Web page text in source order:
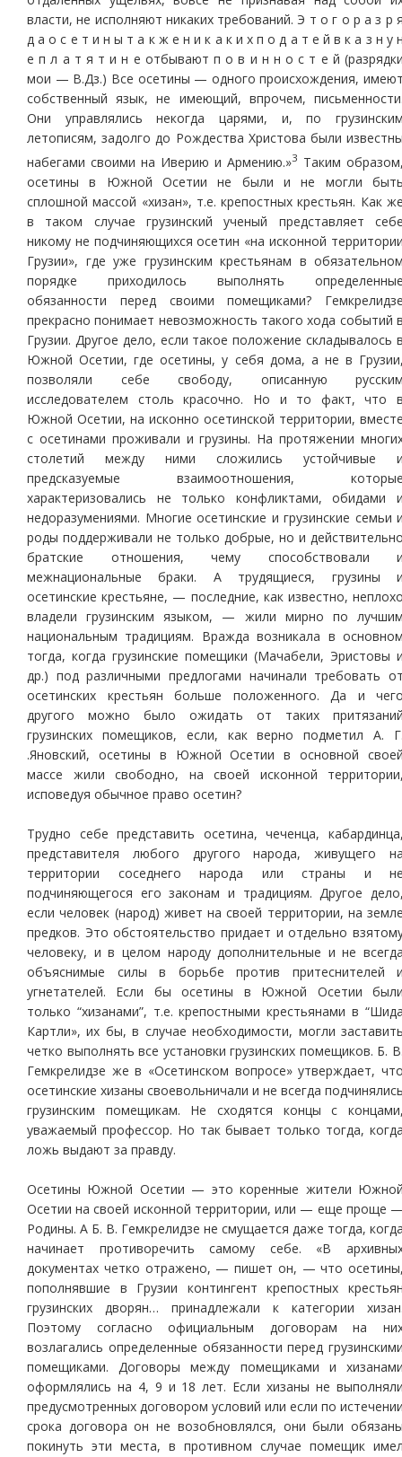
власти, не исполняют никаких требований. Э т о г о р а з р
д а о с е т и н ы т а к ж е н и к а к и х п о д а т е й в к а з н у
е п л а т я т и н е отбывают п о в и н н о с т е й
мои — В.Дз.) Все осетины — одного происхождения,
собственный язык, не имеющий, впрочем,
Они управлялись некогда царями, и, по
летописям, задолго до Рождества Христова были
набегами своими на Иверию и Армению.»3 Таким
осетины в Южной Осетии не были и не могли
сплошной массой «хизан», т.е. крепостных крестьян. Как
в таком случае грузинский ученый представляет
никому не подчиняющихся осетин «на исконной
Грузии», где уже грузинским крестьянам в
порядке приходилось выполнять
обязанности перед своими помещиками?
прекрасно понимает невозможность такого хода событий
Грузии. Другое дело, если такое положение складывалось
Южной Осетии, где осетины, у себя дома, а не в
позволяли себе свободу, описанную
исследователем столь красочно. Но и то факт, что
Южной Осетии, на исконно осетинской территории,
с осетинами проживали и грузины. На протяжении
столетий между ними сложились устойчивые
предсказуемые взаимоотношения,
характеризовались не только конфликтами, обидами
недоразумениями. Многие осетинские и грузинские семьи
роды поддерживали не только добрые, но и
братские отношения, чему способствовали
межнациональные браки. А трудящиеся, грузины
осетинские крестьяне, — последние, как известно,
владели грузинским языком, — жили мирно по
национальным традициям. Вражда возникала в
тогда, когда грузинские помещики (Мачабели, Эристовы
др.) под различными предлогами начинали требовать
осетинских крестьян больше положенного. Да и
другого можно было ожидать от таких
грузинских помещиков, если, как верно подметил А.
.Яновский, осетины в Южной Осетии в основной
массе жили свободно, на своей исконной
исповедуя обычное право осетин?
Трудно себе представить осетина, чеченца,
представителя любого другого народа, живущего
территории соседнего народа или страны и
подчиняющегося его законам и традициям. Другое
если человек (народ) живет на своей территории, на
предков. Это обстоятельство придает и отдельно
человеку, и в целом народу дополнительные и не
объяснимые силы в борьбе против притеснителей
угнетателей. Если бы осетины в Южной Осетии
только “хизанами”, т.е. крепостными крестьянами в
Картли», их бы, в случае необходимости, могли
четко выполнять все установки грузинских помещиков. Б.
Гемкрелидзе же в «Осетинском вопросе» утверждает,
осетинские хизаны своевольничали и не всегда
грузинским помещикам. Не сходятся концы с
уважаемый профессор. Но так бывает только тогда,
ложь выдают за правду.
Осетины Южной Осетии — это коренные жители
Осетии на своей исконной территории, или — еще проще
Родины. А Б. В. Гемкрелидзе не смущается даже тогда,
начинает противоречить самому себе. «В
документах четко отражено, — пишет он, — что
пополнявшие в Грузии контингент крепостных
грузинских дворян… принадлежали к категории
Поэтому согласно официальным договорам на
возлагались определенные обязанности перед
помещиками. Договоры между помещиками и
оформлялись на 4, 9 и 18 лет. Если хизаны не
предусмотренных договором условий или если по
срока договора он не возобновлялся, они были
покинуть эти места, в противном случае помещик